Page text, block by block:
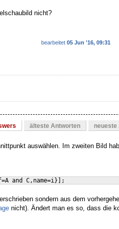
nicht?
bearbeitet 05 Jun '16, 09:31
älteste Antworten neueste
auswählen. Im zweiten Bild
and C,name=i}] ;
sondern aus dem
nicht). Ändert man es so, dass die